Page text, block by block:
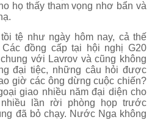
họ thấy tham vọng nhơ bẩn và
tệ như ngày hôm nay, cả thế
đồng cấp tại hội nghị G20
với Lavrov và cũng không
đại tiệc, những câu hỏi được
giờ các ông dừng cuộc chiến?
giao nhiều năm đại diện cho
lần rời phòng họp trước
đã bỏ chạy. Nước Nga không